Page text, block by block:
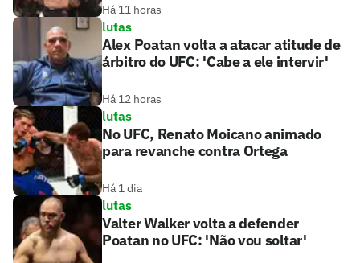
Há 11 horas
lutas
Alex Poatan volta a atacar atitude de
árbitro do UFC: 'Cabe a ele intervir'
Há 12 horas
lutas
No UFC, Renato Moicano animado
para revanche contra Ortega
Há 1 dia
lutas
Valter Walker volta a defender
Poatan no UFC: 'Não vou soltar'